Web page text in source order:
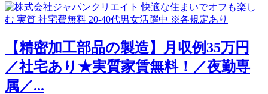
【精密加工部品の製造】月収例35万円
／社宅あり★実質家賃無料！／夜勤専
属／...